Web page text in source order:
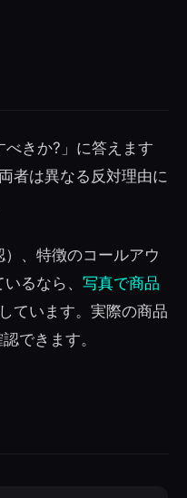
きか?」に答えます
者は異なる反対理由に
、特徴のコールアウ
るなら、 写真で商品
ています。実際の商品
できます。